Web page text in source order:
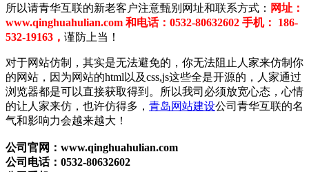
所以请青华互联的新老客户注意甄别网址和联系方式： 网址：
www.qinghuahulian.com 和电话：0532-80632602 手机： 186-
532-19163， 谨防上当！
对于网站仿制，其实是无法避免的，你无法阻止人家来仿制你
的网站，因为网站的html以及css,js这些全是开源的，人家通过
浏览器都是可以直接获取得到。所以我司必须放宽心态，心情
的让人家来仿，也许仿得多， 青岛网站建设公司青华互联的名
气和影响力会越来越大！
公司官网：www.qinghuahulian.com
公司电话：0532-80632602